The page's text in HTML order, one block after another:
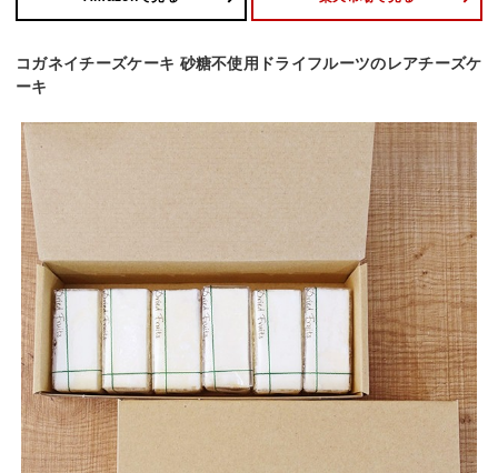
コガネイチーズケーキ 砂糖不使用ドライフルーツのレアチーズケ
ーキ